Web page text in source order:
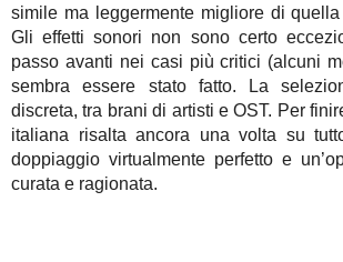
simile ma leggermente migliore di
Gli effetti sonori non sono certo
passo avanti nei casi più critici (alcuni
sembra essere stato fatto. La
discreta, tra brani di artisti e OST. Per
italiana risalta ancora una volta su
doppiaggio virtualmente perfetto e
curata e ragionata.